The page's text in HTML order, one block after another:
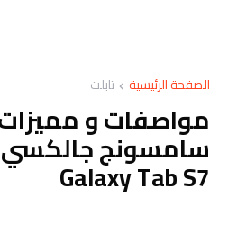
الصفحة الرئيسية تابلت
مواصفات و
Galaxy Tab S7